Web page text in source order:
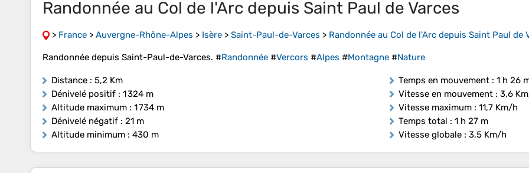
Randonnée au Col de l'Arc depuis Saint Paul de Varces
> France > Auvergne-Rhône-Alpes > Isère > Saint-Paul-de-Varces > Randonnée au Col de l'Arc depuis Saint Paul de
Randonnée depuis Saint-Paul-de-Varces. #Randonnée #Vercors #Alpes #Montagne #Nature
Distance : 5,2 Km
Dénivelé positif : 1 324 m
Altitude maximum : 1 734 m
Dénivelé négatif : 21 m
Altitude minimum : 430 m
Temps en mouvement: 1 h 26
Vitesse en mouvement: 3,6
Vitesse maximum: 11,7 Km/h
Temps total : 1 h 27 m
Vitesse globale: 3,5 Km/h